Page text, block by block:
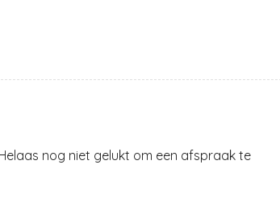
nog niet gelukt om een afspraak te